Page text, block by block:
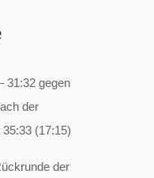
31:32 gegen
der
(17:15)
der